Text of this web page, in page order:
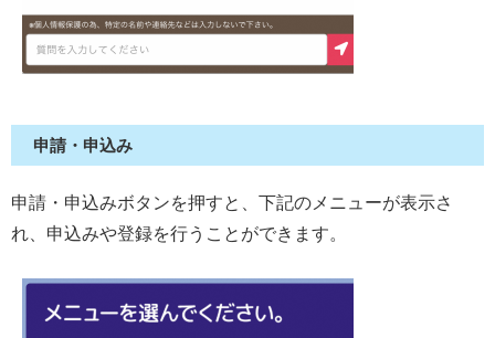
申請・申込み
申請・申込みボタンを押すと、下記のメニューが表示さ
れ、申込みや登録を行うことができます。​